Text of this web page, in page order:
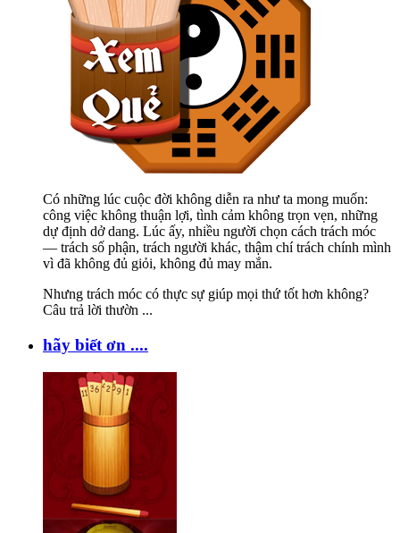
Có những lúc cuộc đời không diễn ra như ta mong muốn:
công việc không thuận lợi, tình cảm không trọn vẹn, những
dự định dở dang. Lúc ấy, nhiều người chọn cách trách móc
— trách số phận, trách người khác, thậm chí trách chính mình
vì đã không đủ giỏi, không đủ may mắn.
Nhưng trách móc có thực sự giúp mọi thứ tốt hơn không?
Câu trả lời thườn ...
hãy biết ơn ....